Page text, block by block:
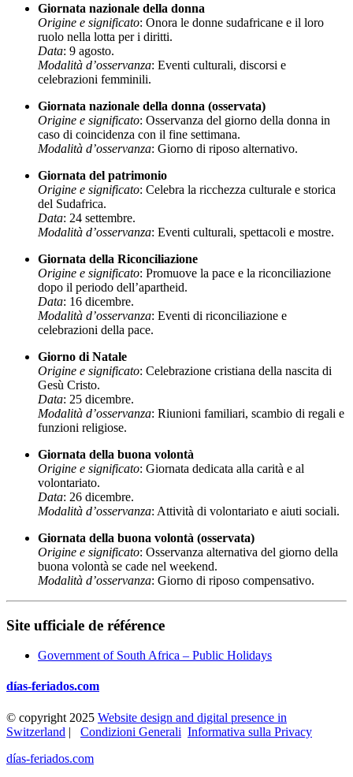
Giornata nazionale della donna
Origine e significato: Onora le donne sudafricane e il loro
ruolo nella lotta per i diritti.
Data: 9 agosto.
Modalità d’osservanza: Eventi culturali, discorsi e
celebrazioni femminili.
Giornata nazionale della donna (osservata)
Origine e significato: Osservanza del giorno della donna in
caso di coincidenza con il fine settimana.
Modalità d’osservanza: Giorno di riposo alternativo.
Giornata del patrimonio
Origine e significato: Celebra la ricchezza culturale e storica
del Sudafrica.
Data: 24 settembre.
Modalità d’osservanza: Eventi culturali, spettacoli e mostre.
Giornata della Riconciliazione
Origine e significato: Promuove la pace e la riconciliazione
dopo il periodo dell’apartheid.
Data: 16 dicembre.
Modalità d’osservanza: Eventi di riconciliazione e
celebrazioni della pace.
Giorno di Natale
Origine e significato: Celebrazione cristiana della nascita di
Gesù Cristo.
Data: 25 dicembre.
Modalità d’osservanza: Riunioni familiari, scambio di regali e
funzioni religiose.
Giornata della buona volontà
Origine e significato: Giornata dedicata alla carità e al
volontariato.
Data: 26 dicembre.
Modalità d’osservanza: Attività di volontariato e aiuti sociali.
Giornata della buona volontà (osservata)
Origine e significato: Osservanza alternativa del giorno della
buona volontà se cade nel weekend.
Modalità d’osservanza: Giorno di riposo compensativo.
Site ufficiale de référence
Government of South Africa – Public Holidays
días-feriados.com
© copyright 2025 Website design and digital presence in
Switzerland | Condizioni Generali Informativa sulla Privacy
días-feriados.com